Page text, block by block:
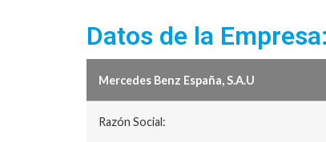
Datos de la Empresa:
Mercedes Benz España, S.A.U
Razón Social: